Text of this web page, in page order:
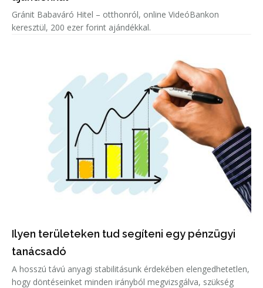
Gránit Babaváró Hitel – otthonról, online VideóBankon
keresztül, 200 ezer forint ajándékkal.
Ilyen területeken tud segíteni egy pénzügyi
tanácsadó
A hosszú távú anyagi stabilitásunk érdekében elengedhetetlen,
hogy döntéseinket minden irányból megvizsgálva, szükség